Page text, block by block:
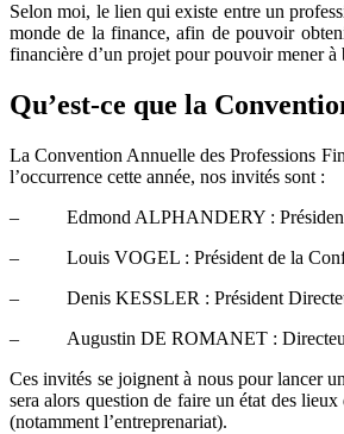
Selon moi, le lien qui existe entre un
monde de la finance, afin de pouvoir
financière d’un projet pour pouvoir mener
Qu’est-ce que la
La Convention Annuelle des Professions
l’occurrence cette année, nos invités sont :
– Edmond ALPHANDERY : Président
– Louis VOGEL : Président de la
– Denis KESSLER : Président
– Augustin DE ROMANET : Directeur
Ces invités se joignent à nous pour lancer
sera alors question de faire un état des
(notamment l’entreprenariat).